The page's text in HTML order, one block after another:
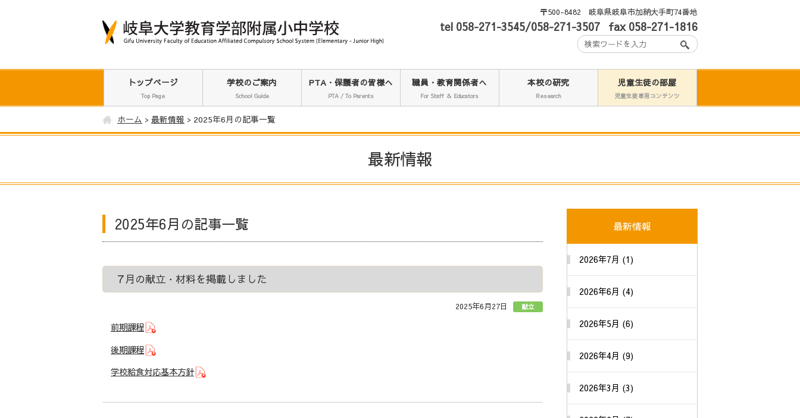
〒500-8482 岐阜県岐阜市加納大手町74番地
tel 058-271-3545/058-271-3507 fax 058-271-1816
トップページ
Top Page
学校のご案内
School Guide
PTA・保護者の皆様へ
PTA / To Parents
職員・教育関係者へ
For Staff ＆ Educators
本校の研究
Research
児童生徒の部屋
児童生徒専用コンテンツ
ホーム 最新情報 2025年6月の記事一覧
最新情報
2025年6月の記事一覧
７月の献立・材料を掲載しました
2025年6月27日 献立
前期課程
後期課程
学校給食対応基本方針
最新情報
2026年7月 (1)
2026年6月 (4)
2026年5月 (6)
2026年4月 (9)
2026年3月 (3)